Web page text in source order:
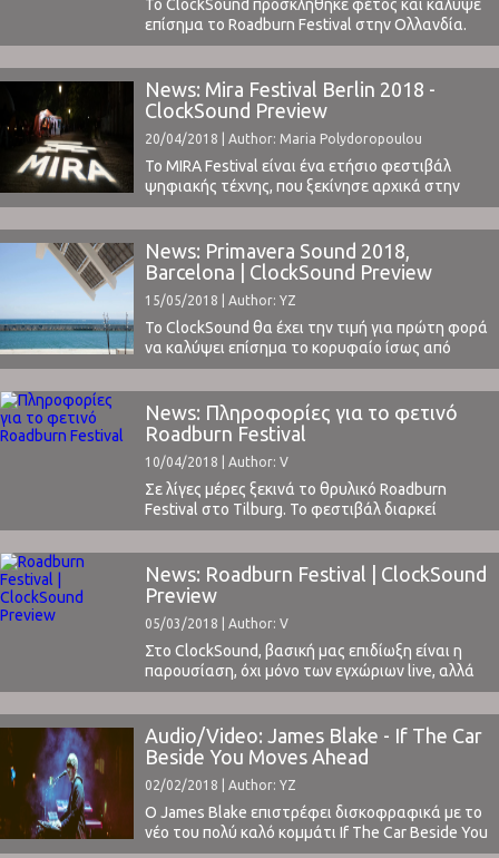
Το ClockSound προσκλήθηκε φέτος και κάλυψε
επίσημα το Roadburn Festival στην Ολλανδία.
Πρόκειται για ένα φεστιβάλ που
σκεφτόμασταν να επισκεφτούμε για χρόνια
τώρα, αλλά για διάφορους λόγους αυτό δεν
έγινε ποτέ. Φέτος όμως το lineup μας
στις 19-22 Απριλίου. ΔιοργάνωσηΘα
ξεκινήσουμε με το γεγονός οτι, έχοντας ...
News: Mira Festival Berlin 2018 -
ClockSound Preview
20/04/2018 | Author: Maria Polydoropoulou
Το MIRA Festival είναι ένα ετήσιο φεστιβάλ
ψηφιακής τέχνης, που ξεκίνησε αρχικά στην
Βαρκελώνη το 2011 και από το 2016
πραγματοποιείται και στο Βερολίνο. Το
φεστιβάλ, με επίκεντρο τις νέες τάσεις στον
τομέα της ψηφιακής κουλτούρας και της
τεχνολογίας, περιλαμβάνει ένα πρόγραμμα που
αποτελείται από οπτικοακουστικά shows,
εγκαταστάσεις ψηφιακής τέχνης, ...
News: Primavera Sound 2018,
Barcelona | ClockSound Preview
15/05/2018 | Author: YZ
Το ClockSound θα έχει την τιμή για πρώτη φορά
να καλύψει επίσημα το κορυφαίο ίσως από
πλευράς line-up φεστιβάλ στον κόσμο,
Primavera Sound. Από το 2014 και μετά το σαιτ
μας έχει βρεθεί 3 φορές στη Βαρκελώνη για το
περίφημο φεστιβάλ, στην καλύτερη ίσως
News: Πληροφορίες για το φετινό
Roadburn Festival
10/04/2018 | Author: V
Σε λίγες μέρες ξεκινά το θρυλικό Roadburn
Festival στο Tilburg. Το φεστιβάλ διαρκεί
τέσσερις μέρες, από τις 19 έως τις 22 Απριλίου,
και το ClockSound έχει επισήμως προσκληθεί να
καλύψει μία πολύ σημαντική διοργάνωση, στην
οποία γνωρίζουμε οτι παρευρίσκονται κάθε
μουσικόφιλοί.Μπορείτε εδώ να διαβάσετε το
preview μας με ...
News: Roadburn Festival | ClockSound
Preview
05/03/2018 | Author: V
Στο ClockSound, βασική μας επιδίωξη είναι η
παρουσίαση, όχι μόνο των εγχώριων live, αλλά
και ιδιαίτερων εκδηλώσεων στο εξωτερικό. Με
αναρίθμητα φεστιβάλ να λαμβάνουν χώρα σε
Ευρώπη και Αμερική, υπάρχουν κάποια που
ξεχωρίζουν για τον δυνατό χαρακτήρα τους,
Day For Night για παράδειγμα στο Houston ...
Audio/Video: James Blake - If The Car
Beside You Moves Ahead
02/02/2018 | Author: YZ
Ο James Blake επιστρέφει δισκοφραφικά με το
νέο του πολύ καλό κομμάτι If The Car Beside You
Moves Ahead. Η σκηνοθεσία του βίντεο από τον